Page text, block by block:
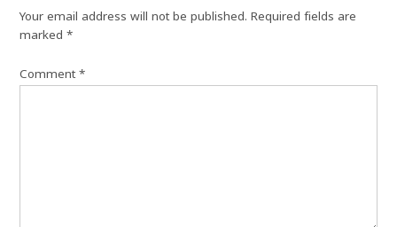
Your email address will not be published. Required fields are
marked*
Comment*